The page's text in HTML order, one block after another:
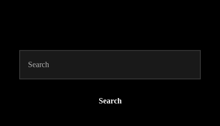
Search